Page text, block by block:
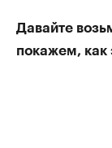
Давайте
покажем, как